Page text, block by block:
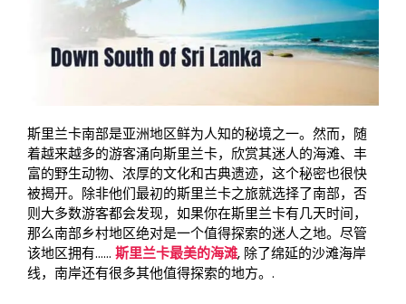
斯里兰卡南部是亚洲地区鲜为人知的秘境之一。然而，随
着越来越多的游客涌向斯里兰卡，欣赏其迷人的海滩、丰
富的野生动物、浓厚的文化和古典遗迹，这个秘密也很快
被揭开。除非他们最初的斯里兰卡之旅就选择了南部，否
则大多数游客都会发现，如果你在斯里兰卡有几天时间，
那么南部乡村地区绝对是一个值得探索的迷人之地。尽管
该地区拥有…… 斯里兰卡最美的海滩, 除了绵延的沙滩海岸
线，南岸还有很多其他值得探索的地方。.